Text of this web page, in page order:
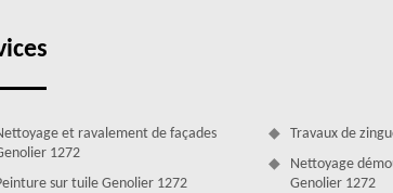
et ravalement de façades
1272
sur tuile Genolier 1272
Travaux de
Nettoyage
Genolier 1272